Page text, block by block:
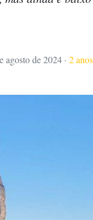
agosto de 2024 · 2